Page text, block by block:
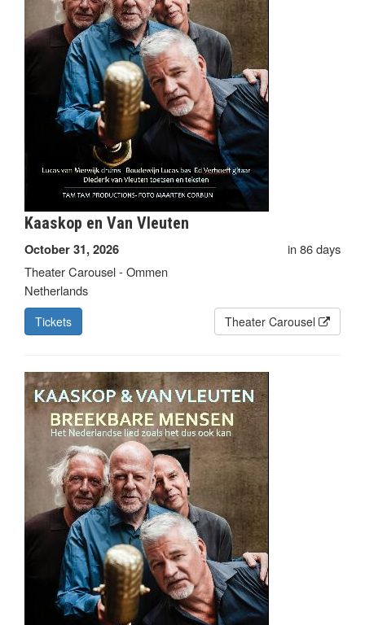
Kaaskop en Van Vleuten
October 31, 2026
in 86 days
Theater Carousel - Ommen
Netherlands
Tickets Theater Carousel